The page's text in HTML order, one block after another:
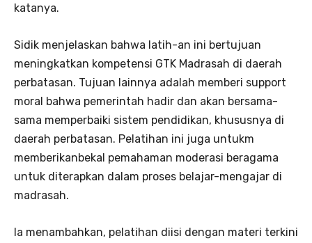
katanya.
Sidik menjelaskan bahwa latih-an ini bertujuan
meningkatkan kompetensi GTK Madrasah di daerah
perbatasan. Tujuan lainnya adalah memberi support
moral bahwa pemerintah hadir dan akan bersama-
sama memperbaiki sistem pendidikan, khususnya di
daerah perbatasan. Pelatihan ini juga untukm
memberikanbekal pemahaman moderasi beragama
untuk diterapkan dalam proses belajar-mengajar di
madrasah.
Ia menambahkan, pelatihan diisi dengan materi terkini